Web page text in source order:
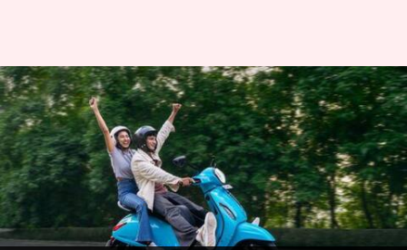
Bajaj Chetak 3001: మార్కెట్ లోకి
బజాజ్ చేతక్ 3001 ఎలక్ట్రిక్
స్కూటర్.. కొత్త మోడల్,తక్కువ
ధరతో ఎంట్రీ
వ్రాసిన వారు Sirish Praharaju Jun 20, 2025 11:42 am